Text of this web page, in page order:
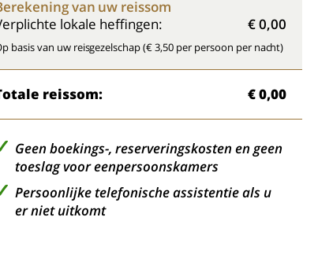
van uw reissom
lokale heffingen:
€ 0,00
basis van uw reisgezelschap (€ 3,50 per persoon per nacht)
reissom: € 0,00
Geen boekings-, reserveringskosten en geen
toeslag voor eenpersoonskamers
Persoonlijke telefonische assistentie als u
er niet uitkomt